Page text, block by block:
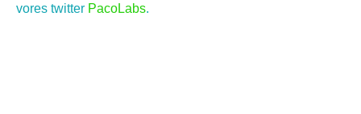
vores twitter PacoLabs.